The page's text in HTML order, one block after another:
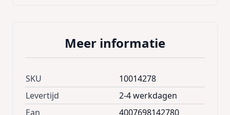
Meer informatie
SKU
10014278
Levertijd
2-4 werkdagen
Ean
4007698142780